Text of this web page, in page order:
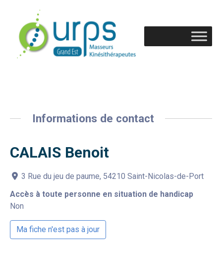
Informations de contact
CALAIS Benoit
3 Rue du jeu de paume, 54210 Saint-Nicolas-de-Port
Accès à toute personne en situation de handicap
Non
Ma fiche n'est pas à jour